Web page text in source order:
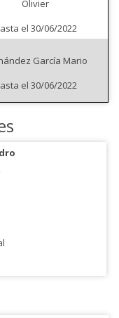
Olivier
el 30/06/2022
García Mario
el 30/06/2022